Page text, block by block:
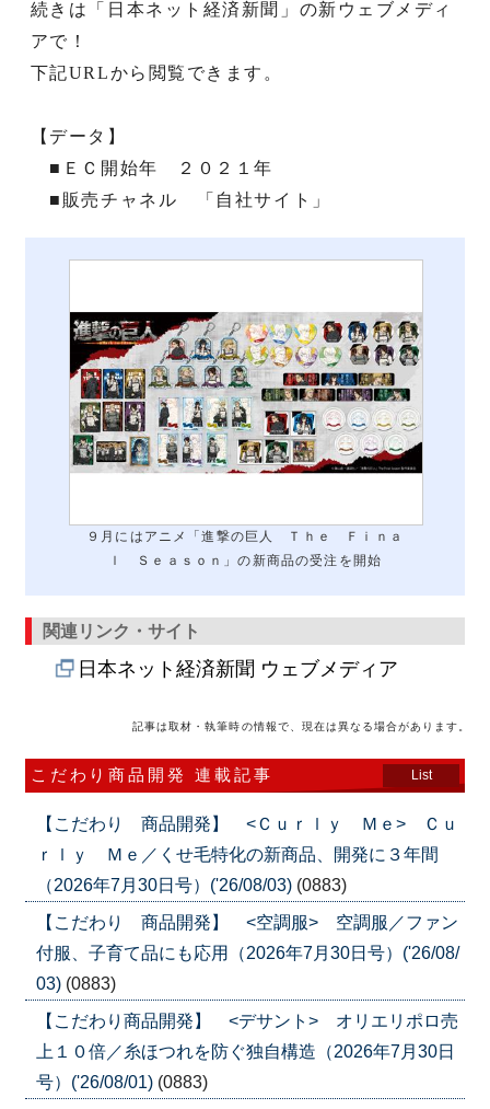
続きは「日本ネット経済新聞」の新ウェブメディ
アで！
下記URLから閲覧できます。
【データ】
■ＥＣ開始年 ２０２１年
■販売チャネル 「自社サイト」
９月にはアニメ「進撃の巨人 Ｔｈｅ Ｆｉｎａ
ｌ Ｓｅａｓｏｎ」の新商品の受注を開始
関連リンク・サイト
日本ネット経済新聞 ウェブメディア
記事は取材・執筆時の情報で、現在は異なる場合があります。
こだわり商品開発 連載記事 List
【こだわり 商品開発】 <Ｃｕｒｌｙ Ｍｅ> Ｃｕ
ｒｌｙ Ｍｅ／くせ毛特化の新商品、開発に３年間
（2026年7月30日号）('26/08/03) (0883)
【こだわり 商品開発】 <空調服> 空調服／ファン
付服、子育て品にも応用（2026年7月30日号）('26/08/
03) (0883)
【こだわり商品開発】 <デサント> オリエリポロ売
上１０倍／糸ほつれを防ぐ独自構造（2026年7月30日
号）('26/08/01) (0883)